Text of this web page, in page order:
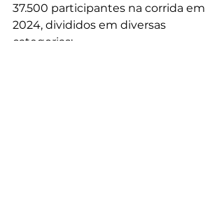
37.500 participantes na corrida em
2024, divididos em diversas
categorias: